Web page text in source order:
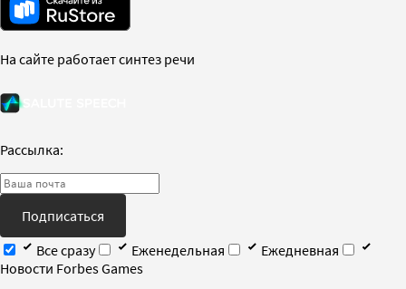
На сайте работает синтез речи
Рассылка:
Подписаться
Все сразу
Еженедельная
Ежедневная
Новости Forbes Games